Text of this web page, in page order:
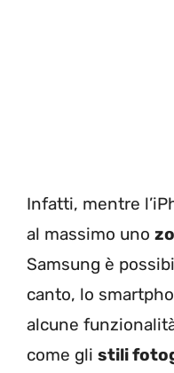
Infatti, mentre
al massimo uno
Samsung è
canto, lo
alcune
come gli stili